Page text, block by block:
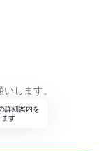
します。
詳細案内を
ます